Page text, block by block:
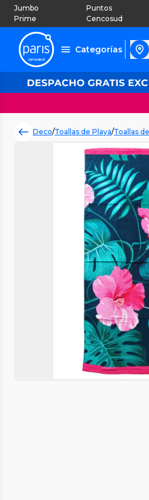
Jumbo
Prime
Puntos
Cencosud
Categorías
Deco/Toallas de Playa/Toallas